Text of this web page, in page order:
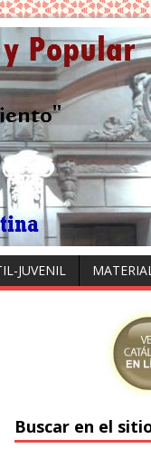
JUVENIL
Buscar en el